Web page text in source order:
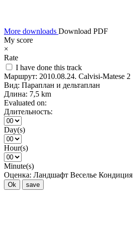
More downloads Download PDF
My score
×
Rate
I have done this track
Маршрут: 2010.08.24. Calvisi-Matese 2
Вид: Параплан и дельтаплан
Длина: 7,5 km
Evaluated on:
Длительность:
Day(s)
Hour(s)
Minute(s)
Оценка: Ландшафт Веселье Кондиция
Ok save